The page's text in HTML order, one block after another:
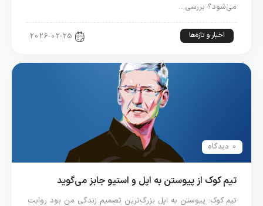
می‌شود؟ بررسی…
اخبار و تازه‌ها 2026-02-25
0 دیدگاه
تیم کوک از پیوستن به اپل و استیو جابز می‌گوید
تیم کوک: پیوستن به اپل بزرگ‌ترین تصمیم زندگی من بود روایت